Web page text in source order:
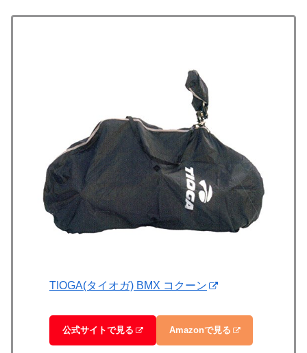
TIOGA(タイオガ) BMX コクーン
公式サイトで見る Amazonで見る